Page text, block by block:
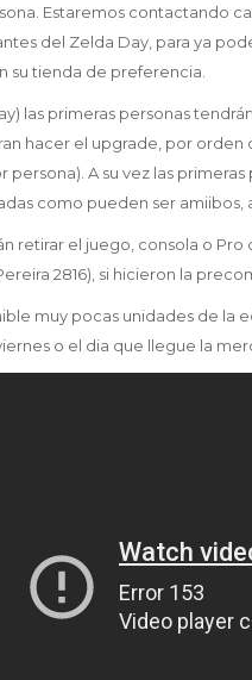
Estaremos contactando
del Zelda Day, para ya
su tienda de preferencia.
las primeras personas
hacer el upgrade, por
persona). A su vez las
como pueden ser amiibos,
retirar el juego, consola o
2816), si hicieron la
muy pocas unidades de la
o el dia que llegue la